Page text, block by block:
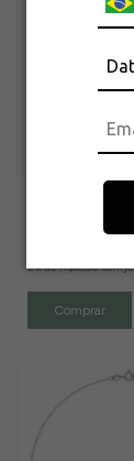
Corrente
Esferas em Prata
2xdeR$89,50sem